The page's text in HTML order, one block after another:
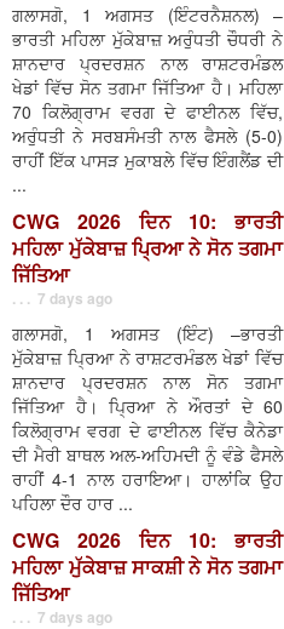
ਗਲਾਸਗੋ, 1 ਅਗਸਤ (ਇੰਟਰਨੈਸ਼ਨਲ) –
ਭਾਰਤੀ ਮਹਿਲਾ ਮੁੱਕੇਬਾਜ਼ ਅਰੁੰਧਤੀ ਚੌਧਰੀ ਨੇ
ਸ਼ਾਨਦਾਰ ਪ੍ਰਦਰਸ਼ਨ ਨਾਲ ਰਾਸ਼ਟਰਮੰਡਲ
ਖੇਡਾਂ ਵਿੱਚ ਸੋਨ ਤਗਮਾ ਜਿੱਤਿਆ ਹੈ। ਮਹਿਲਾ
70 ਕਿਲੋਗ੍ਰਾਮ ਵਰਗ ਦੇ ਫਾਈਨਲ ਵਿੱਚ,
ਅਰੁੰਧਤੀ ਨੇ ਸਰਬਸੰਮਤੀ ਨਾਲ ਫੈਸਲੇ (5-0)
ਰਾਹੀਂ ਇੱਕ ਪਾਸੜ ਮੁਕਾਬਲੇ ਵਿੱਚ ਇੰਗਲੈਂਡ ਦੀ
...
CWG 2026 ਦਿਨ 10: ਭਾਰਤੀ
ਮਹਿਲਾ ਮੁੱਕੇਬਾਜ਼ ਪ੍ਰਿਆ ਨੇ ਸੋਨ ਤਗਮਾ
ਜਿੱਤਿਆ
. . . 7 days ago
ਗਲਾਸਗੋ, 1 ਅਗਸਤ (ਇੰਟ) –ਭਾਰਤੀ
ਮੁੱਕੇਬਾਜ਼ ਪ੍ਰਿਆ ਨੇ ਰਾਸ਼ਟਰਮੰਡਲ ਖੇਡਾਂ ਵਿੱਚ
ਸ਼ਾਨਦਾਰ ਪ੍ਰਦਰਸ਼ਨ ਨਾਲ ਸੋਨ ਤਗਮਾ
ਜਿੱਤਿਆ ਹੈ। ਪ੍ਰਿਆ ਨੇ ਔਰਤਾਂ ਦੇ 60
ਕਿਲੋਗ੍ਰਾਮ ਵਰਗ ਦੇ ਫਾਈਨਲ ਵਿੱਚ ਕੈਨੇਡਾ
ਦੀ ਮੈਰੀ ਬਾਥਲ ਅਲ-ਅਹਿਮਦੀ ਨੂੰ ਵੰਡੇ ਫੈਸਲੇ
ਰਾਹੀਂ 4-1 ਨਾਲ ਹਰਾਇਆ। ਹਾਲਾਂਕਿ ਉਹ
ਪਹਿਲਾ ਦੌਰ ਹਾਰ ...
CWG 2026 ਦਿਨ 10: ਭਾਰਤੀ
ਮਹਿਲਾ ਮੁੱਕੇਬਾਜ਼ ਸਾਕਸ਼ੀ ਨੇ ਸੋਨ ਤਗਮਾ
ਜਿੱਤਿਆ
. . . 7 days ago